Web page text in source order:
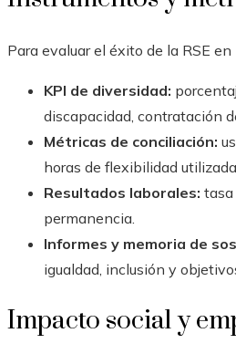
Para evaluar el éxito de la RSE
KPI de diversidad:
discapacidad, contratación
Métricas de conciliación:
horas de flexibilidad
Resultados laborales:
permanencia.
Informes y memoria de
igualdad, inclusión y
Impacto social y